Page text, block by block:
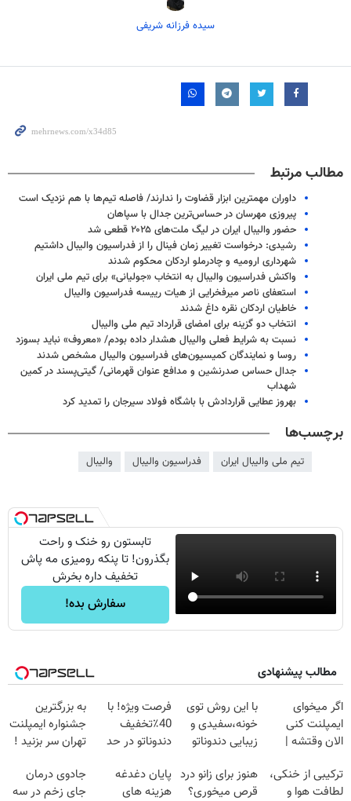
سیده فرزانه شریفی
مطالب مرتبط
داوران مهمترین ابزار قضاوت را ندارند/ فاصله تیم‌ها با هم نزدیک است
پیروزی مهرسان در حساس‌ترین جدال با سپاهان
حضور والیبال ایران در لیگ ملت‌های ۲۰۲۵ قطعی شد
رشیدی: درخواست تغییر زمان فینال را از فدراسیون والیبال داشتیم
شهرداری ارومیه و چادرملو اردکان محکوم شدند
واکنش فدراسیون والیبال به انتخاب «جولیانی» برای تیم ملی ایران
استعفای ناصر میرفخرایی از هیات رییسه فدراسیون والیبال
خاطیان اردکان نقره داغ شدند
انتخاب دو گزینه برای امضای قرارداد تیم ملی والیبال
نسبت به شرایط فعلی والیبال هشدار داده بودم/ «معروف» نباید بسوزد
روسا و نمایندگان کمیسیون‌های فدراسیون والیبال مشخص شدند
جدال حساس صدرنشین و مدافع عنوان قهرمانی/ گیتی‌پسند در کمین
شهداب
بهروز عطایی قراردادش با باشگاه فولاد سیرجان را تمدید کرد
برچسب‌ها
تیم ملی والیبال ایران فدراسیون والیبال والیبال
تابستون رو خنک و راحت
بگذرون! تا پنکه رومیزی مه پاش
تخفیف داره بخرش
سفارش بده!
مطالب پیشنهادی
اگر میخوای
ایمپلنت کنی
الان وقتشه |
میلیون تومان!!!
با این روش توی
خونه،سفیدی و
زیبایی دندوناتو
(40%off)
فرصت ویژه! با
40٪تخفیف
دندوناتو در حد
کن
به بزرگترین
جشنواره ایمپلنت
تهران سر بزنید !
میلیون !
ترکیبی از خنکی،
لطافت هوا و
هنوز برای زانو درد
قرص میخوری؟
پایان دغدغه
هزینه های
جادوی درمان
جای زخم در سه